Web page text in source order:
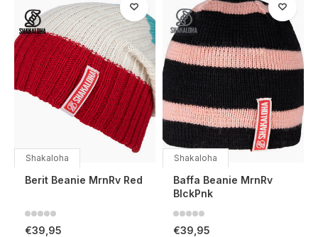
Shakaloha
Berit Beanie MrnRv Red
€39,95
Shakaloha
Baffa Beanie MrnRv
BlckPnk
€39,95